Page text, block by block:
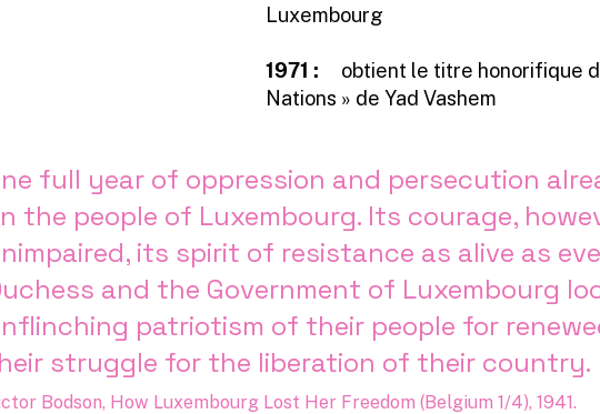
Luxembourg
1971 :
obtient le titre honorifique
Nations » de Yad Vashem
full year of oppression and persecution
the people of Luxembourg. Its courage,
its spirit of resistance as alive as
and the Government of Luxembourg
patriotism of their people for
struggle for the liberation of their country.
Bodson, How Luxembourg Lost Her Freedom (Belgium 1/4), 1941.